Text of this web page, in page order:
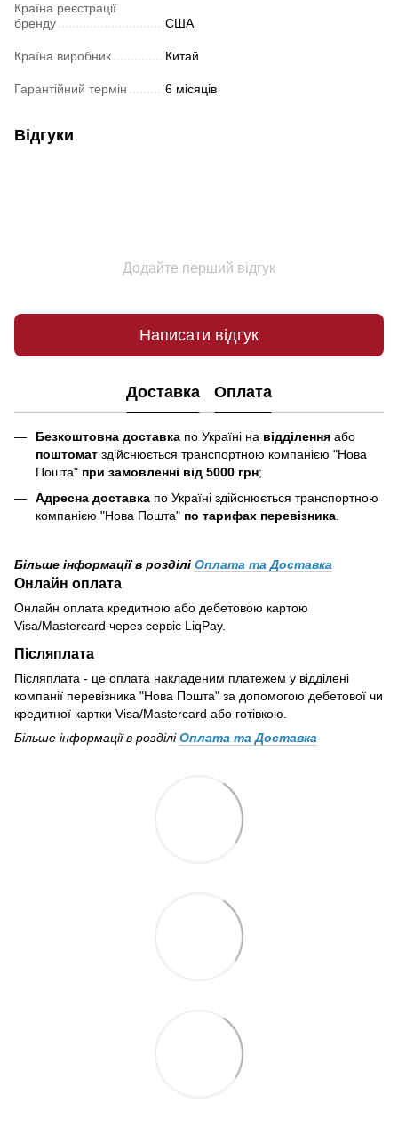
Країна реєстрації
бренду
США
Країна виробник Китай
Гарантійний термін 6 місяців
Відгуки
Додайте перший відгук
Написати відгук
Доставка Оплата
Безкоштовна доставка по Україні на відділення або
поштомат здійснюється транспортною компанією "Нова
Пошта" при замовленні від 5000 грн;
Адресна доставка по Україні здійснюється транспортною
компанією "Нова Пошта" по тарифах перевізника
Більше інформації в розділі Оплата та Доставка
Онлайн оплата
Онлайн оплата кредитною або дебетовою картою
Visa/Mastercard через сервіс LiqPay.
Післяплата
Післяплата - це оплата накладеним платежем у відділені
компанії перевізника "Нова Пошта" за допомогою дебетової чи
кредитної картки Visa/Mastercard або готівкою.
Більше інформації в розділіОплата та Доставка